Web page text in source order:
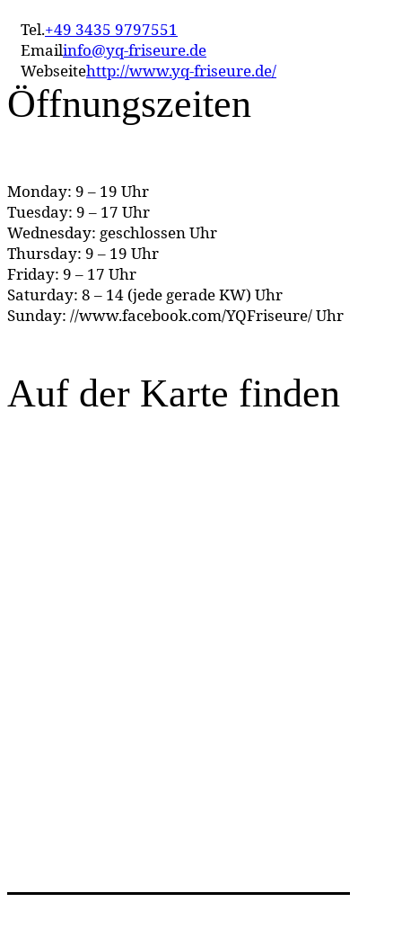
Tel.+49 3435 9797551
Emailinfo@yq-friseure.de
Webseitehttp://www.yq-friseure.de/
Öffnungszeiten
Monday: 9 – 19 Uhr
Tuesday: 9 – 17 Uhr
Wednesday: geschlossen Uhr
Thursday: 9 – 19 Uhr
Friday: 9 – 17 Uhr
Saturday: 8 – 14 (jede gerade KW) Uhr
Sunday: //www.facebook.com/YQFriseure/ Uhr
Auf der Karte finden